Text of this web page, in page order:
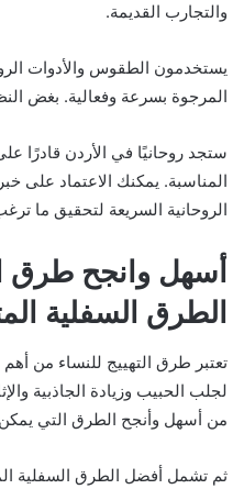
والتجارب القديمة.
يستخدمون الطقوس والأدوات
المرجوة بسرعة وفعالية. بغض
ستجد روحانيًا في الأردن قادرًا
المناسبة. يمكنك الاعتماد على
الروحانية السريعة لتحقيق ما
أسهل وانجح طرق
الطرق السفلية
تعتبر طرق التهييج للنساء من
لجلب الحبيب وزيادة الجاذبية
من أسهل وأنجح الطرق التي يمكن
ثم تشمل أفضل الطرق السفلية